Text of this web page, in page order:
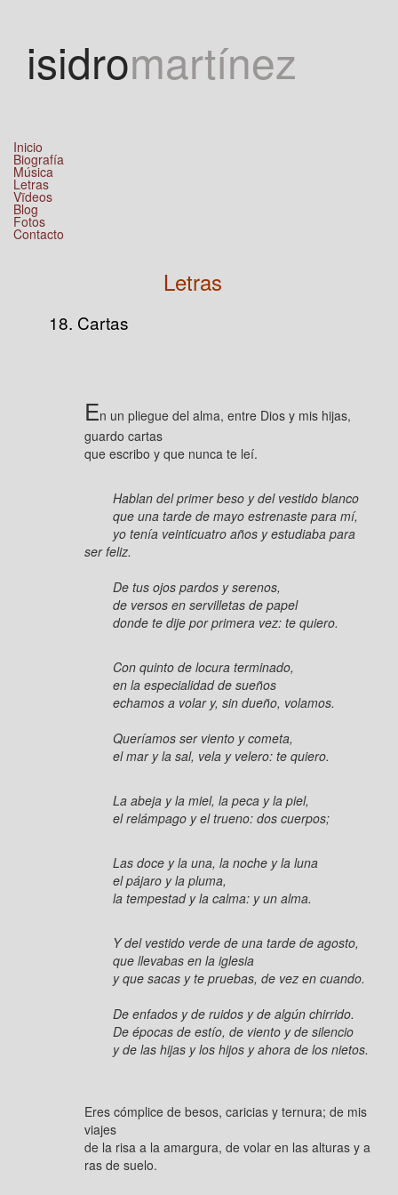
isidromartínez
Inicio
Biografía
Música
Letras
Vïdeos
Blog
Fotos
Contacto
Letras
18. Cartas
En un pliegue del alma, entre Dios y mis hijas,
guardo cartas
que escribo y que nunca te leí.
Hablan del primer beso y del vestido blanco
que una tarde de mayo estrenaste para mí,
yo tenía veinticuatro años y estudiaba para
ser feliz.
De tus ojos pardos y serenos,
de versos en servilletas de papel
donde te dije por primera vez: te quiero.
Con quinto de locura terminado,
en la especialidad de sueños
echamos a volar y, sin dueño, volamos.
Queríamos ser viento y cometa,
el mar y la sal, vela y velero: te quiero.
La abeja y la miel, la peca y la piel,
el relámpago y el trueno: dos cuerpos;
Las doce y la una, la noche y la luna
el pájaro y la pluma,
la tempestad y la calma: y un alma.
Y del vestido verde de una tarde de agosto,
que llevabas en la iglesia
y que sacas y te pruebas, de vez en cuando.
De enfados y de ruidos y de algún chirrido.
De épocas de estío, de viento y de silencio
y de las hijas y los hijos y ahora de los nietos.
Eres cómplice de besos, caricias y ternura; de mis
viajes
de la risa a la amargura, de volar en las alturas y a
ras de suelo.